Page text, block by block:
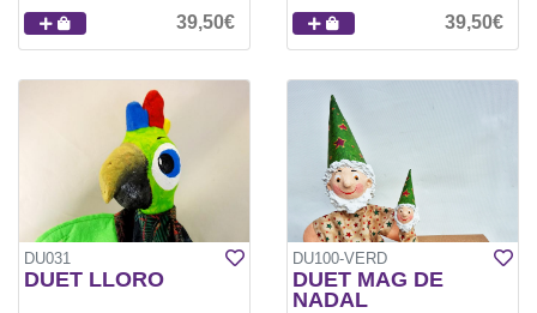
39,50€ 39,50€
DU031
DUET LLORO
DU100-VERD
DUET MAG DE
NADAL